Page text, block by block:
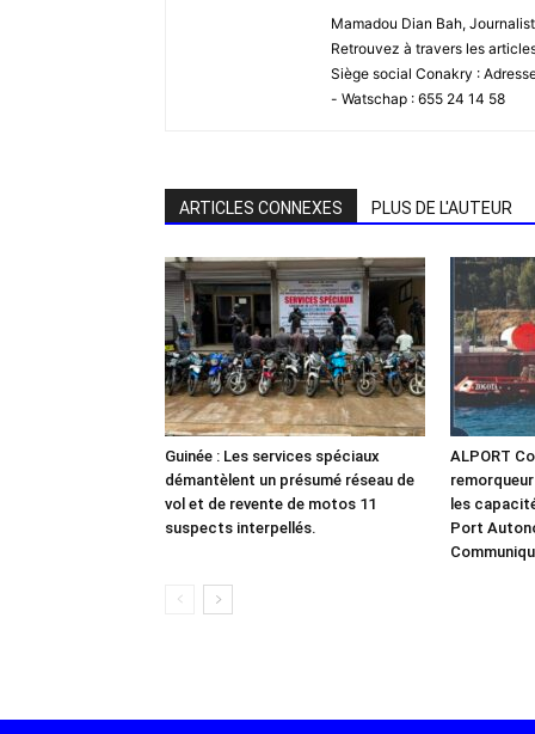
Mamadou Dian Bah,
Retrouvez à travers les
Siège social Conakry :
- Watschap : 655 24 14 58
ARTICLES CONNEXES PLUS DE L'AUTEUR
Guinée : Les services spéciaux
démantèlent un présumé réseau de
vol et de revente de motos 11
suspects interpellés.
ALPORT
les
Port